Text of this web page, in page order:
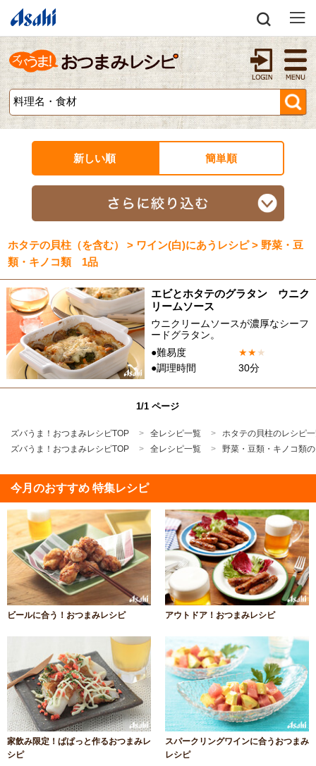
新しい順 簡単順
ホタテの貝柱（を含む） > ワイン(白)にあうレシピ > 野菜・豆
類・キノコ類 1品
エビとホタテのグラタン ウニク
リームソース
ウニクリームソースが濃厚なシーフ
ードグラタン。
●難易度
★★★
●調理時間
30分
1/1 ページ
ズバうま！おつまみレシピTOP 全レシピ一覧
ホタテの貝柱のレシピ
ズバうま！おつまみレシピTOP
全レシピ一覧 野菜・豆類・キノコ類
今月のおすすめ 特集レシピ
ビールに合う！おつまみレシピ アウトドア！おつまみレシピ
家飲み限定！ぱぱっと作るおつまみレ
シピ
スパークリングワインに合うおつまみ
レシピ